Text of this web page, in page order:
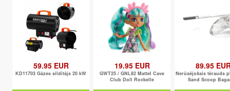
59.95 EUR
KD11703 Gāzes sildītājs 20 kW
19.95 EUR
GWT25 / GNL82 Mattel Cave
Club Doll Rockelle
89.95
Nerūsējošais tērauds
Sand Scoop